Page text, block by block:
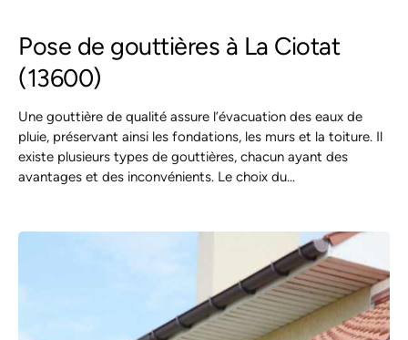
Pose de gouttières à La Ciotat
(13600)
Une gouttière de qualité assure l’évacuation des eaux de
pluie, préservant ainsi les fondations, les murs et la toiture. Il
existe plusieurs types de gouttières, chacun ayant des
avantages et des inconvénients. Le choix du